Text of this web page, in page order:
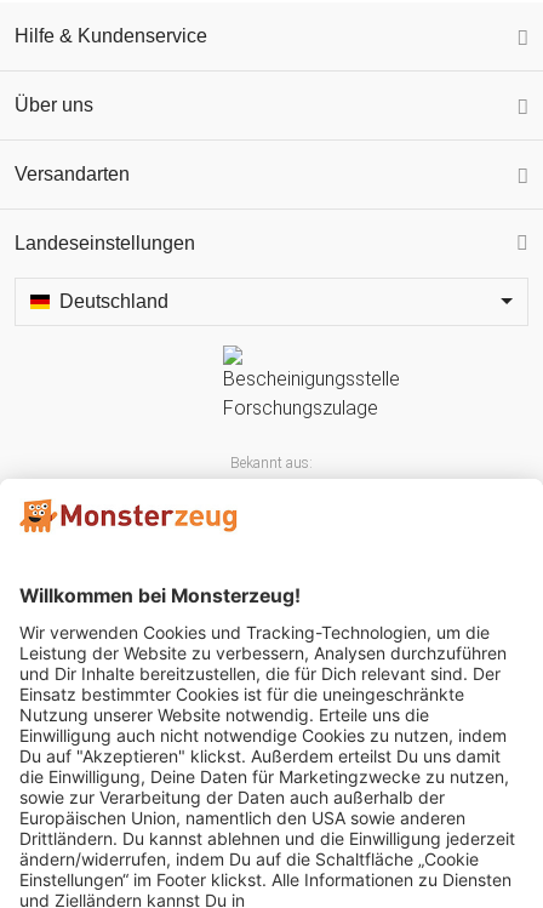
Hilfe & Kundenservice
Über uns
Versandarten
Landeseinstellungen
Deutschland
Bekannt aus:
Mitglied im: